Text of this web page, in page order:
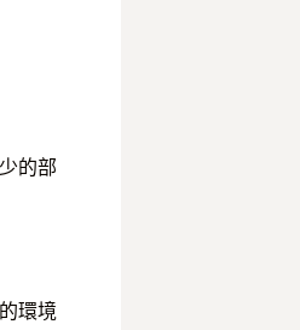
的部
環境